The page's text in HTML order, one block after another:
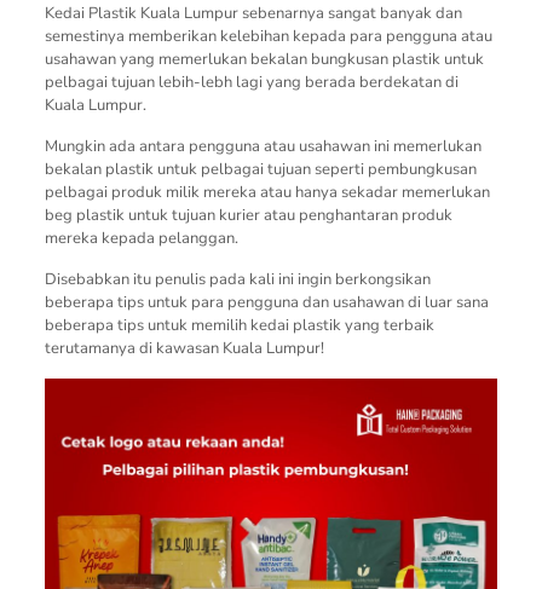
Kedai Plastik Kuala Lumpur sebenarnya sangat banyak dan
semestinya memberikan kelebihan kepada para pengguna atau
usahawan yang memerlukan bekalan bungkusan plastik untuk
pelbagai tujuan lebih-lebh lagi yang berada berdekatan di
Kuala Lumpur.
Mungkin ada antara pengguna atau usahawan ini memerlukan
bekalan plastik untuk pelbagai tujuan seperti pembungkusan
pelbagai produk milik mereka atau hanya sekadar memerlukan
beg plastik untuk tujuan kurier atau penghantaran produk
mereka kepada pelanggan.
Disebabkan itu penulis pada kali ini ingin berkongsikan
beberapa tips untuk para pengguna dan usahawan di luar sana
beberapa tips untuk memilih kedai plastik yang terbaik
terutamanya di kawasan Kuala Lumpur!